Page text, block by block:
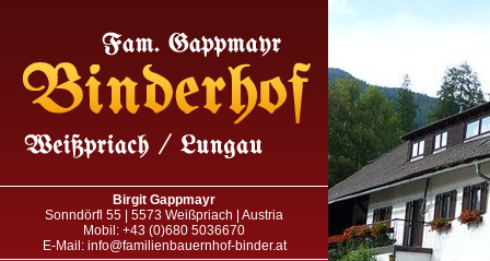
Birgit Gappmayr
Sonndörfl 55 | 5573 Weißpriach | Austria
Mobil: +43 (0)680 5036670
E-Mail: info@familienbauernhof-binder.at